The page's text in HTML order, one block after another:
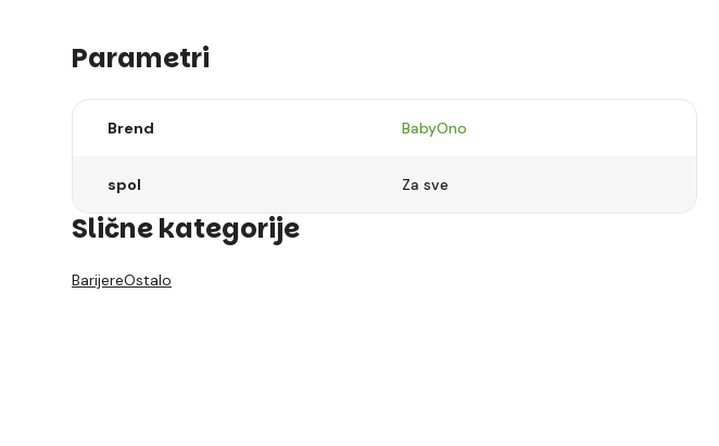
Parametri
Brend BabyOno
spol Za sve
Slične kategorije
BarijereOstalo